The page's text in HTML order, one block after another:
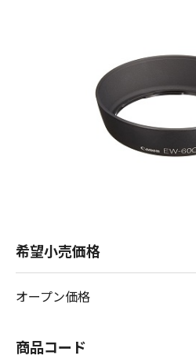
希望小売価格
オープン価格
商品コード